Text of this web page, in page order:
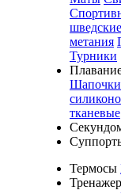
шведские
метания
Турники
Шапочки
тканевые
Термосы